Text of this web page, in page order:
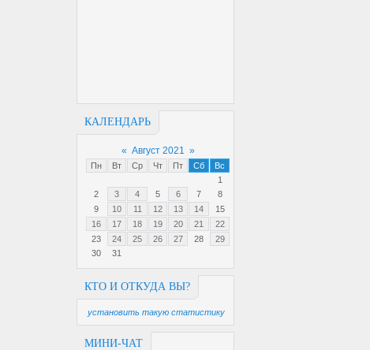
КАЛЕНДАРЬ
« Август 2021 »
Пн Вт Ср Чт Пт Сб
Вс
1
2
3 4 5 6 7
8
9
10 11 12 13 14
15
16
17 18 19 20 21
22
23
24 25 26 27 28
29
30
31
КТО И ОТКУДА ВЫ?
установить такую статистику
МИНИ-ЧАТ